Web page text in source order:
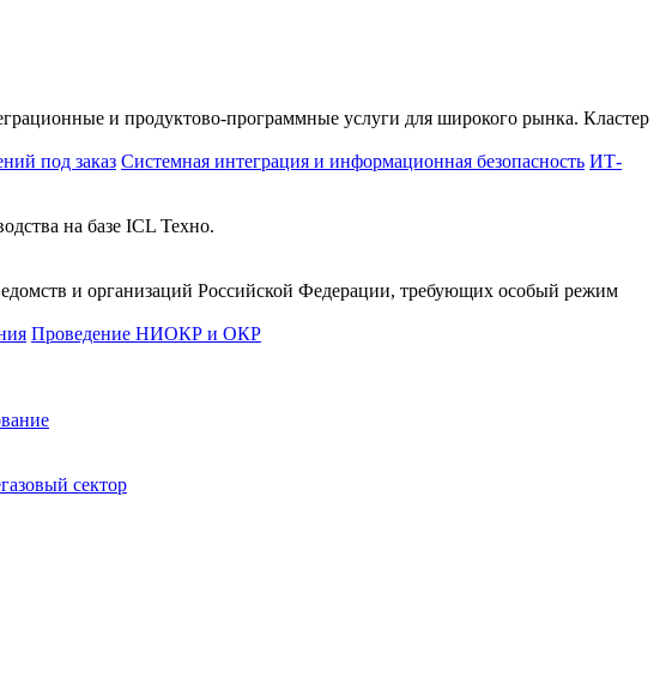
и продуктово-программные услуги для широкого рынка. Кластер
под заказ Системная интеграция и информационная безопасность ИТ-
на базе ICL Техно.
и организаций Российской Федерации, требующих особый режим
Проведение НИОКР и ОКР
сектор